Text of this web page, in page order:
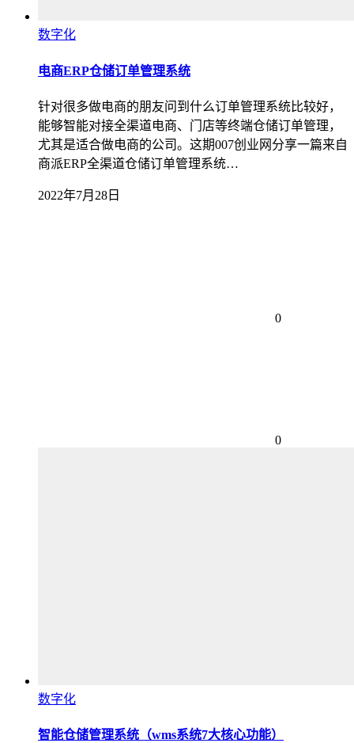
数字化
电商ERP仓储订单管理系统
针对很多做电商的朋友问到什么订单管理系统比较好，
能够智能对接全渠道电商、门店等终端仓储订单管理，
尤其是适合做电商的公司。这期007创业网分享一篇来自
商派ERP全渠道仓储订单管理系统…
2022年7月28日
0
0
数字化
智能仓储管理系统（wms系统7大核心功能）